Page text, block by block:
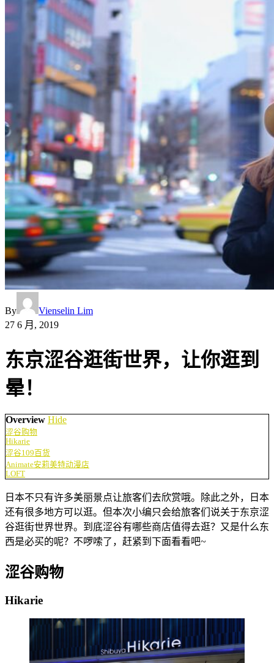
By
Vienselin Lim
27 6 月, 2019
东京涩谷逛街世界，让你逛到
晕！
Overview Hide
涩谷购物
Hikarie
涩谷109百货
Animate安莉美特动漫店
LOFT
日本不只有许多美丽景点让旅客们去欣赏哦。除此之外，日本
还有很多地方可以逛。但本次小编只会给旅客们说关于东京涩
谷逛街世界世界。到底涩谷有哪些商店值得去逛？又是什么东
西是必买的呢？不啰嗦了，赶紧到下面看看吧~
涩谷购物
Hikarie